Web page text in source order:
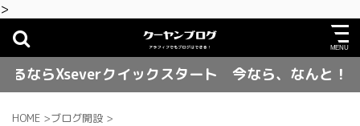
>
クイックスタート 今なら、なんと！ お得に契
HOME >ブログ開設 >